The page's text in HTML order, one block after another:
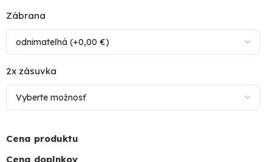
Zábrana
2x zásuvka
Cena produktu
Cena doplnkov